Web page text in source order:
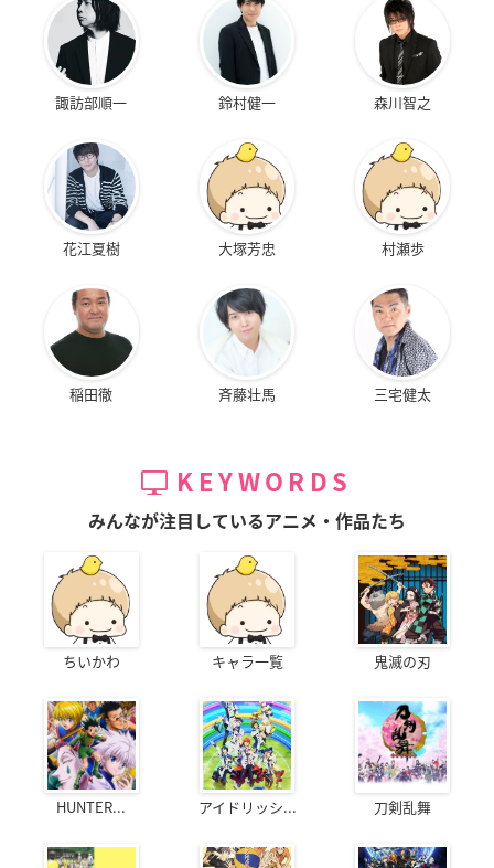
諏訪部順一 鈴村健一 森川智之
花江夏樹 大塚芳忠 村瀬歩
稲田徹 斉藤壮馬 三宅健太
KEYWORDS
みんなが注目しているアニメ・作品たち
ちいかわ キャラ一覧 鬼滅の刃
HUNTER... アイドリッシ... 刀剣乱舞